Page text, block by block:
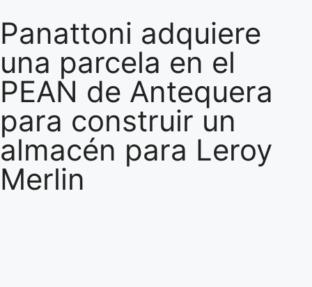
Panattoni adquiere
una parcela en el
PEAN de Antequera
para construir un
almacén para Leroy
Merlin